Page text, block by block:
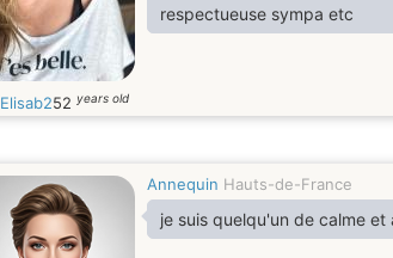
respectueuse sympa etc
Elisab252 years old
Annequin Hauts-de-France
je suis quelqu'un de calme et